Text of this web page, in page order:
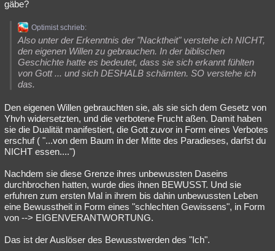
gäbe?
Optimist schrieb:
Also unter der Erkenntnis der "Nacktheit" verstehe ich NICHT,
den eigenen Willen zu gebrauchen. In der biblischen
Geschichte hatte es bedeutet, dass sie sich erkannt fühlten
von Gott ... und sich DESHALB schämten. SO verstehe ich
das.
Den eigenen Willen gebrauchten sie, als sie sich dem Gesetz von
Yhvh widersetzten, und die verbotene Frucht aßen. Damit haben
sie die Dualität manifestiert, die Gott zuvor in Form eines Verbotes
erschuf ( "...von dem Baum in der Mitte des Paradieses, darfst du
NICHT essen....")
Nachdem sie diese Grenze ihres unbewussten Daseins
durchbrochen hatten, wurde dies ihnen BEWUSST. Und sie
erfuhren zum ersten Mal in ihrem bis dahin unbewussten Leben
eine Bewusstheit in Form eines "schlechten Gewissens", in Form
von --> EIGENVERANTWORTUNG.
Das ist der Auslöser des Bewusstwerden des "Ich".